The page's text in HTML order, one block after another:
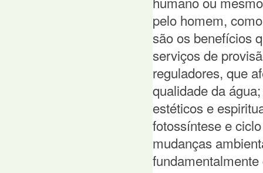
pelo homem,
são os benefícios
serviços de
reguladores, que
qualidade da
estéticos e
fotossíntese e
mudanças